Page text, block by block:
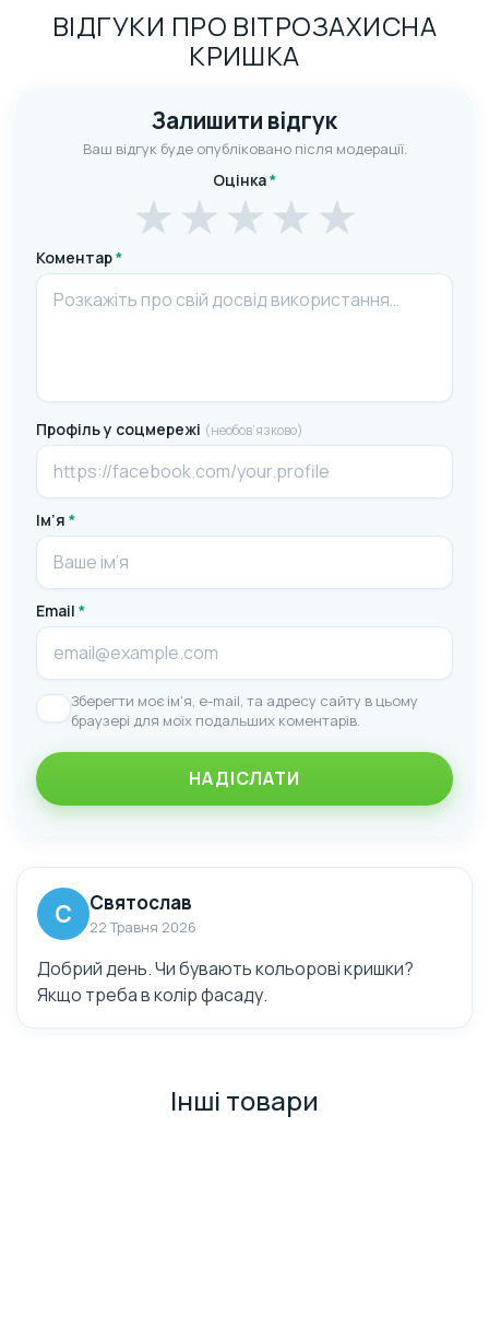
ВІДГУКИ ПРО ВІТРОЗАХИСНА
КРИШКА
Залишити відгук
Ваш відгук буде опубліковано після модерації.
Оцінка*
★
★
★
★
★
Коментар*
Профіль у соцмережі (необов’язково)
Ім’я *
Email *
Зберегти моє ім'я, e-mail, та адресу сайту в цьому
браузері для моїх подальших коментарів.
НАДІСЛАТИ
С Святослав
22 Травня 2026
Добрий день. Чи бувають кольорові кришки?
Якщо треба в колір фасаду.
Інші товари